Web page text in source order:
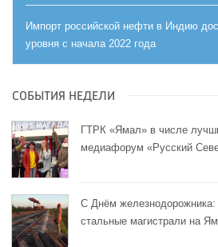
Импорт российской нефти в Индию
уровня с начала 2022 года
СОБЫТИЯ НЕДЕЛИ
ГТРК «Ямал» в числе
медиафорум «Русский
С Днём железнодорожника:
стальные магистрали на